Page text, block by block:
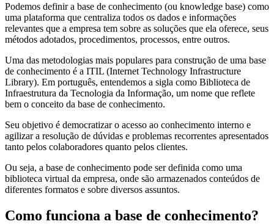
Podemos definir a base de conhecimento (ou knowledge base) como
uma plataforma que centraliza todos os dados e informações
relevantes que a empresa tem sobre as soluções que ela oferece, seus
métodos adotados, procedimentos, processos, entre outros.
Uma das metodologias mais populares para construção de uma base
de conhecimento é a ITIL (Internet Technology Infrastructure
Library). Em português, entendemos a sigla como Biblioteca de
Infraestrutura da Tecnologia da Informação, um nome que reflete
bem o conceito da base de conhecimento.
Seu objetivo é democratizar o acesso ao conhecimento interno e
agilizar a resolução de dúvidas e problemas recorrentes apresentados
tanto pelos colaboradores quanto pelos clientes.
Ou seja, a base de conhecimento pode ser definida como uma
biblioteca virtual da empresa, onde são armazenados conteúdos de
diferentes formatos e sobre diversos assuntos.
Como funciona a base de conhecimento?